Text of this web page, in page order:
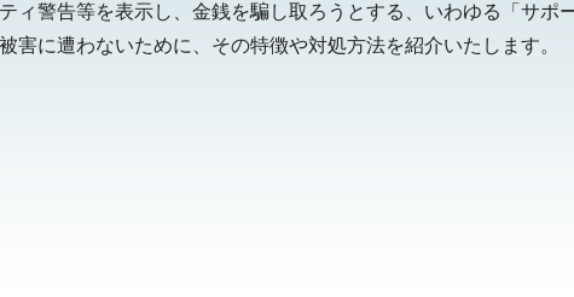
ィ警告等を表示し、金銭を騙し取ろうとする、いわゆる「サポ
害に遭わないために、その特徴や対処方法を紹介いたします。